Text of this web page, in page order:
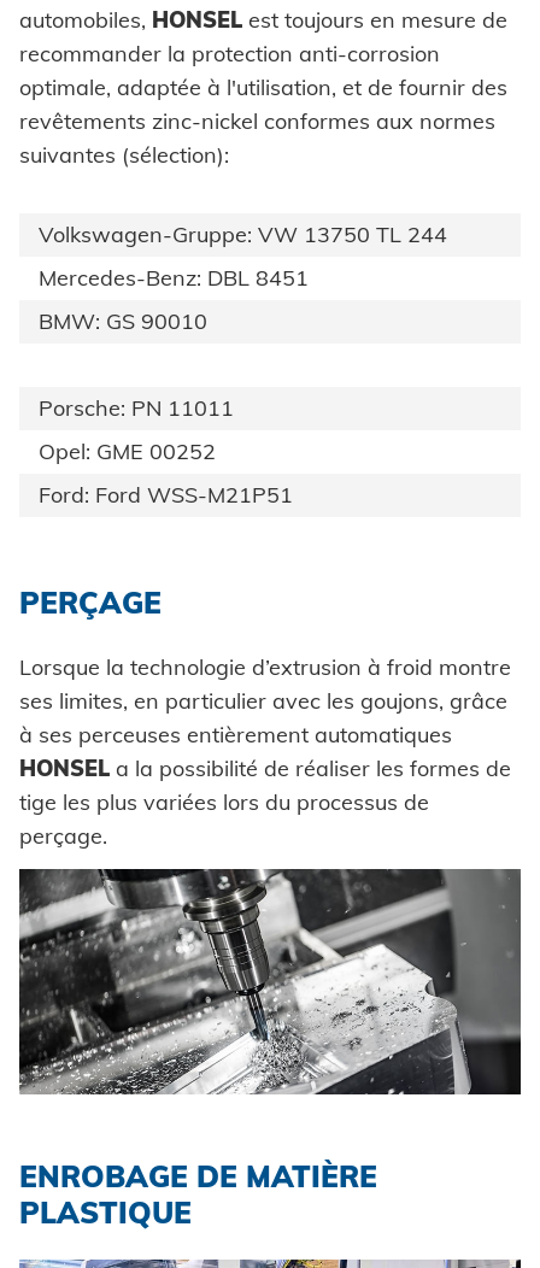
automobiles, HONSEL est toujours en mesure de
recommander la protection anti-corrosion
optimale, adaptée à l'utilisation, et de fournir des
revêtements zinc-nickel conformes aux normes
suivantes (sélection):
Volkswagen-Gruppe: VW 13750 TL 244
Mercedes-Benz: DBL 8451
BMW: GS 90010
Porsche: PN 11011
Opel: GME 00252
Ford: Ford WSS-M21P51
PERÇAGE
Lorsque la technologie d’extrusion à froid montre
ses limites, en particulier avec les goujons, grâce
à ses perceuses entièrement automatiques
HONSEL a la possibilité de réaliser les formes de
tige les plus variées lors du processus de
perçage.
ENROBAGE DE MATIÈRE
PLASTIQUE